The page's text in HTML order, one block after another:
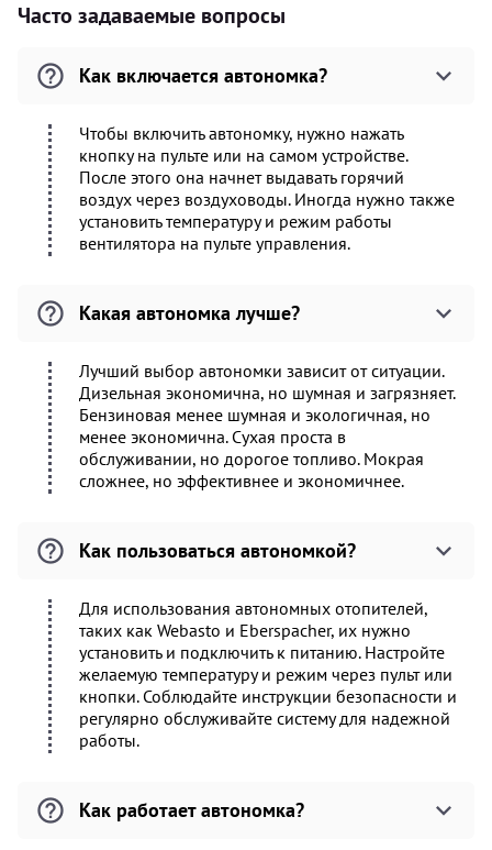
Часто задаваемые вопросы
Как включается автономка?
Чтобы включить автономку, нужно нажать
кнопку на пульте или на самом устройстве.
После этого она начнет выдавать горячий
воздух через воздуховоды. Иногда нужно также
установить температуру и режим работы
вентилятора на пульте управления.
Какая автономка лучше?
Лучший выбор автономки зависит от ситуации.
Дизельная экономична, но шумная и загрязняет.
Бензиновая менее шумная и экологичная, но
менее экономична. Сухая проста в
обслуживании, но дорогое топливо. Мокрая
сложнее, но эффективнее и экономичнее.
Как пользоваться автономкой?
Для использования автономных отопителей,
таких как Webasto и Eberspacher, их нужно
установить и подключить к питанию. Настройте
желаемую температуру и режим через пульт или
кнопки. Соблюдайте инструкции безопасности и
регулярно обслуживайте систему для надежной
работы.
Как работает автономка?